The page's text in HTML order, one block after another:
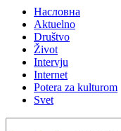
Насловна
Aktuelno
Društvo
Život
Intervju
Internet
Potera za kulturom
Svet